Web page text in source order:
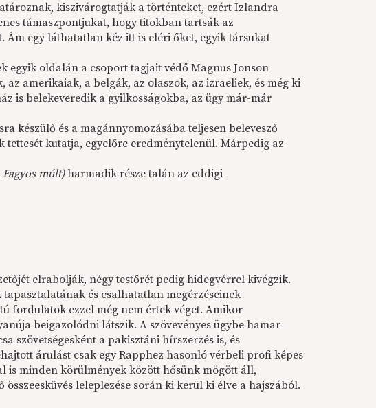
kiszivárogtatják a történteket, ezért Izlandra
támaszpontjukat, hogy titokban tartsák az
Ám egy láthatatlan kéz itt is eléri őket, egyik társukat
egyik oldalán a csoport tagjait védő Magnus Jonson
amerikaiak, a belgák, az olaszok, az izraeliek, és még ki
is belekeveredik a gyilkosságokba, az ügy már-már
készülő és a magánnyomozásába teljesen belevesző
kutatja, egyelőre eredménytelenül. Márpedig az
múlt)harmadik része talán az eddigi
elrabolják, négy testőrét pedig hidegvérrel kivégzik.
és csalhatatlan megérzéseinek
fordulatok ezzel még nem értek véget. Amikor
beigazolódni látszik. A szövevényes ügybe hamar
szövetségesként a pakisztáni hírszerzés is, és
árulást csak egy Rapphez hasonló vérbeli profi képes
is minden körülmények között hősünk mögött áll,
leleplezése során ki kerül ki élve a hajszából.